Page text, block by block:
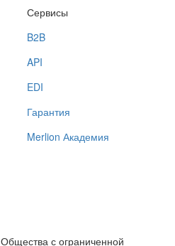
Сервисы
B2B
API
EDI
Гарантия
Merlion Академия
Общества с ограниченной